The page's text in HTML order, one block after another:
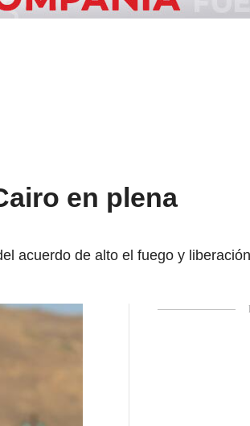
en plena
acuerdo de alto el fuego y